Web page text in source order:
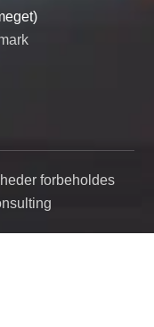
forbeholdes